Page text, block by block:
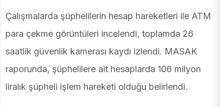
Çalışmalarda şüphelilerin hesap hareketleri ile ATM
para çekme görüntüleri incelendi, toplamda 26
saatlik güvenlik kamerası kaydı izlendi. MASAK
raporunda, şüphelilere ait hesaplarda 106 milyon
liralık şüpheli işlem hareketi olduğu belirlendi.